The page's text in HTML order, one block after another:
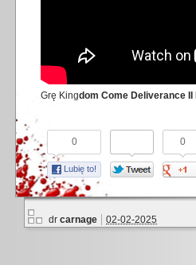
Grę Kingdom Come Deliverance II
0
Lubię to!
0
dr carnage 02-02-2025